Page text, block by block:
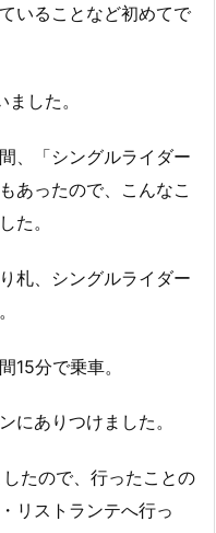
いることなど初めてで
した。
、「シングルライダー
あったので、こんなこ
た。
札、シングルライダー
15分で乗車。
にありつけました。
たので、行ったことの
リストランテへ行っ